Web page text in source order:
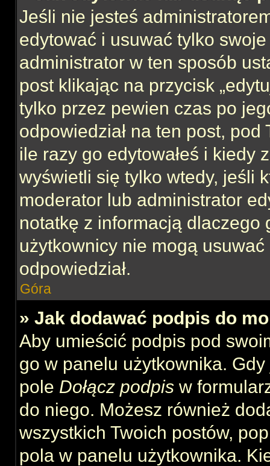
Jeśli nie jesteś
edytować i usuwać tylko
administrator w ten sposób
post klikając na przycisk
tylko przez pewien czas po
odpowiedział na ten post,
ile razy go edytowałeś i kiedy
wyświetli się tylko wtedy, jeśli
moderator lub administrator
notatkę z informacją
użytkownicy nie mogą
odpowiedział.
Góra
» Jak dodawać podpis do
Aby umieścić podpis pod
go w panelu użytkownika.
pole Dołącz podpis w
do niego. Możesz również
wszystkich Twoich postów,
pola w panelu użytkownika.